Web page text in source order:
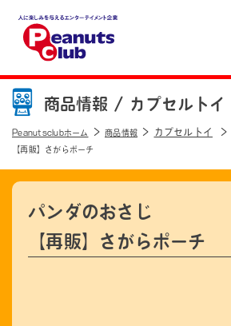
人に楽しみを与えるエ
ンターテイメント企
業 Peanuts club
商品情報 / カプセルトイ
Peanutsclubホーム 商品情報 カプセルトイ
【再販】さがらポーチ
パンダのおさじ
【再販】さがらポーチ